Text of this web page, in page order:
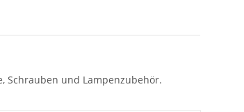
Schrauben und Lampenzubehör.